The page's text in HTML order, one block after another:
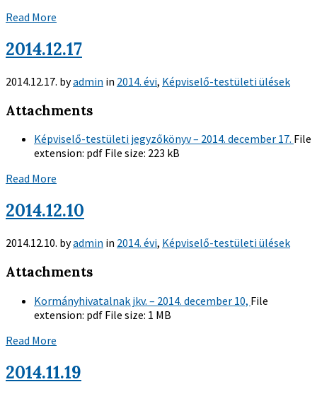
Read More
2014.12.17
2014.12.17. byadmin in 2014. évi, Képviselő-testületi ülések
Attachments
Képviselő-testületi jegyzőkönyv – 2014. december 17. File
extension: pdf File size: 223 kB
Read More
2014.12.10
2014.12.10. byadmin in 2014. évi, Képviselő-testületi ülések
Attachments
Kormányhivatalnak jkv. – 2014. december 10, File
extension: pdf File size: 1 MB
Read More
2014.11.19